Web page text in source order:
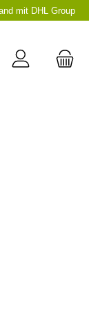
mit DHL Group